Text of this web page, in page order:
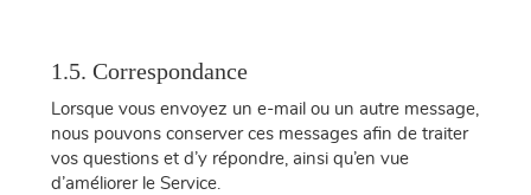
1.5. Correspondance
Lorsque vous envoyez un e-mail ou un autre message,
nous pouvons conserver ces messages afin de traiter
vos questions et d’y répondre, ainsi qu’en vue
d’améliorer le Service.